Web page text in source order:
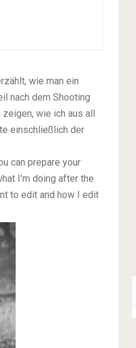
wie man ein
nach dem Shooting
wie ich aus all
einschließlich der
can prepare your
I'm doing after the
to edit and how I edit